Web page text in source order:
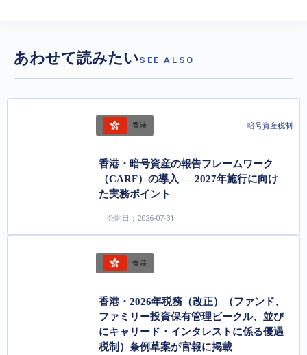
あわせて読みたいSEE ALSO
香港 暗号資産税制
香港・暗号資産の報告フレームワーク
（CARF）の導入 ― 2027年施行に向け
た実務ポイント
公開日：2026-07-31
香港
香港・2026年税務（改正）（ファンド、
ファミリー投資保有管理ビークル、並び
にキャリード・インタレストに係る優遇
税制）条例草案が官報に掲載